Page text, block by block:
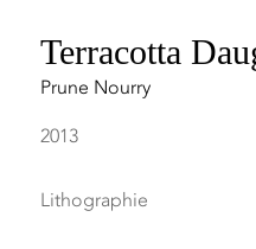
Terracotta
Prune Nourry
2013
Lithographie